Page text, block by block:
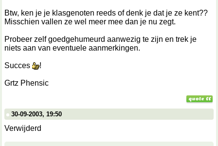
Btw, ken je je klasgenoten reeds of denk je dat je ze kent??
Misschien vallen ze wel meer mee dan je nu zegt.
Probeer zelf goedgehumeurd aanwezig te zijn en trek je
niets aan van eventuele aanmerkingen.
Succes !
Grtz Phensic
30-09-2003, 19:50
Verwijderd